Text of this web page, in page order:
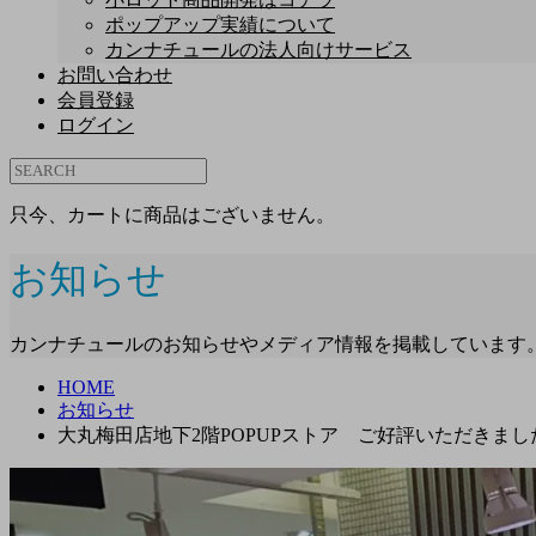
ポップアップ実績について
カンナチュールの法人向けサービス
お問い合わせ
会員登録
ログイン
只今、カートに商品はございません。
お知らせ
カンナチュールのお知らせやメディア情報を掲載しています
HOME
お知らせ
大丸梅田店地下2階POPUPストア ご好評いただきまし